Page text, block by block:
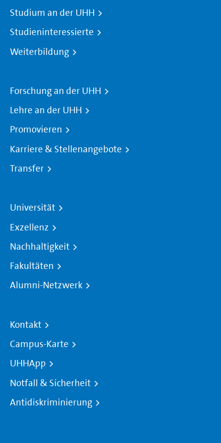
Studium an der UHH
Studieninteressierte
Weiterbildung
Forschung an der UHH
Lehre an der UHH
Promovieren
Karriere & Stellenangebote
Transfer
Universität
Exzellenz
Nachhaltigkeit
Fakultäten
Alumni-Netzwerk
Kontakt
Campus-Karte
UHHApp
Notfall & Sicherheit
Antidiskriminierung